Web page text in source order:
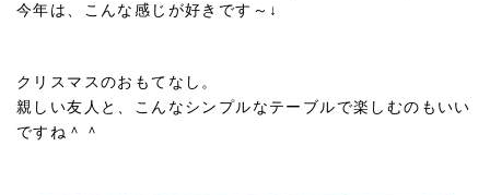
今年は、こんな感じが好きです～↓
クリスマスのおもてなし。
親しい友人と、こんなシンプルなテーブルで楽しむのもいい
ですね＾＾